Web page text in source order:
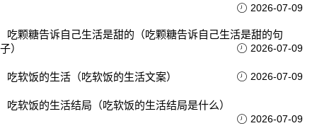
2026-07-09
吃颗糖告诉自己生活是甜的（吃颗糖告诉自己生活是甜的句
子）
2026-07-09
吃软饭的生活（吃软饭的生活文案） 2026-07-09
吃软饭的生活结局（吃软饭的生活结局是什么）
2026-07-09